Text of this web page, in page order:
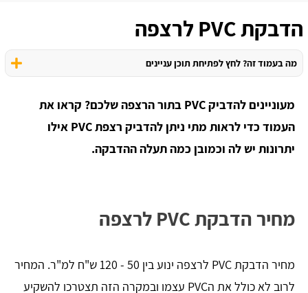
הדבקת PVC לרצפה
מה בעמוד זה? לחץ לפתיחת תוכן עניינים
מעוניינים להדביק PVC בתור הרצפה שלכם? קראו את
העמוד כדי לראות מתי ניתן להדביק רצפת PVC אילו
יתרונות יש לה וכמובן כמה תעלה ההדבקה.
מחיר הדבקת PVC לרצפה
מחיר הדבקת PVC לרצפה ינוע בין 50 - 120 ש"ח למ"ר. המחיר
לרוב לא כולל את הPVC עצמו ובמקרה הזה תצטרכו להשקיע